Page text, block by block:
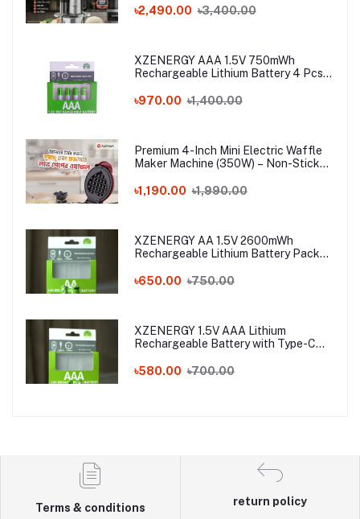
Bowl
৳2,490.00 ৳3,400.00
XZENERGY AAA 1.5V 750mWh
Rechargeable Lithium Battery 4 Pcs
Lasting 1.5 Volt Triple A Battery Pack
৳970.00 ৳1,400.00
Premium 4-Inch Mini Electric Waffle
Maker Machine (350W) – Non-Stick
Office & Hostel
৳1,190.00 ৳1,990.00
XZENERGY AA 1.5V 2600mWh
Rechargeable Lithium Battery Pack
Long-Lasting AA Battery with Charger
৳650.00 ৳750.00
XZENERGY 1.5V AAA Lithium
Rechargeable Battery with Type-C
Rechargeable Battery Price in
৳580.00 ৳700.00
Terms & conditions
return policy